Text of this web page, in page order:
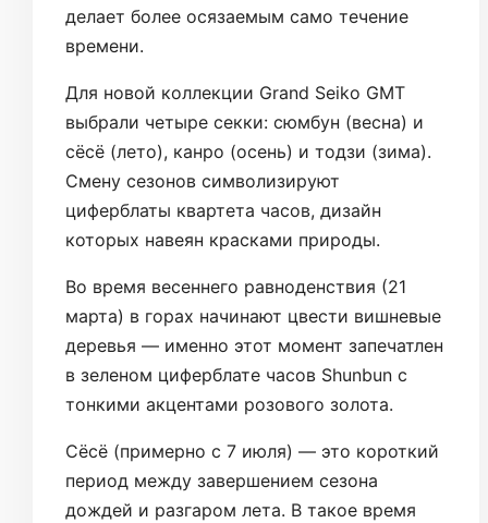
делает более осязаемым само течение
времени.
Для новой коллекции Grand Seiko GMT
выбрали четыре секки: сюмбун (весна) и
сёсё (лето), канро (осень) и тодзи (зима).
Смену сезонов символизируют
циферблаты квартета часов, дизайн
которых навеян красками природы.
Во время весеннего равноденствия (21
марта) в горах начинают цвести вишневые
деревья — именно этот момент запечатлен
в зеленом циферблате часов Shunbun с
тонкими акцентами розового золота.
Сёсё (примерно с 7 июля) — это короткий
период между завершением сезона
дождей и разгаром лета. В такое время